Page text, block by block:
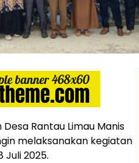
Rantau Limau Manis
melaksanakan kegiatan
Juli 2025.